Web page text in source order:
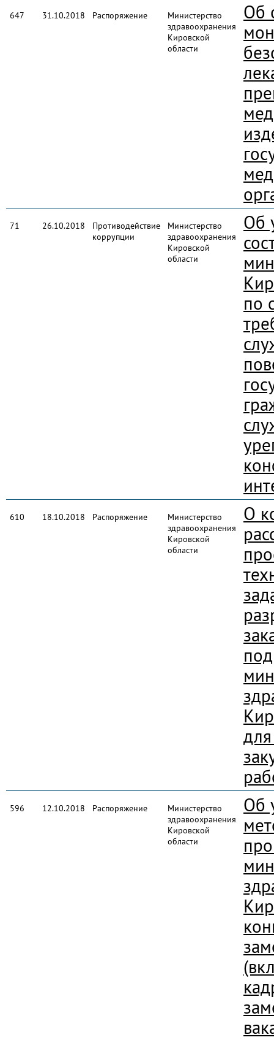
647 31.10.2018 Распоряжение
Министерство
здравоохранения
Кировской
области
Об
71 26.10.2018
Противодействие
коррупции
Министерство
здравоохранения
Кировской
области
Об
по
610 18.10.2018 Распоряжение
Министерство
здравоохранения
Кировской
области
О
596 12.10.2018 Распоряжение
Министерство
здравоохранения
Кировской
области
Об